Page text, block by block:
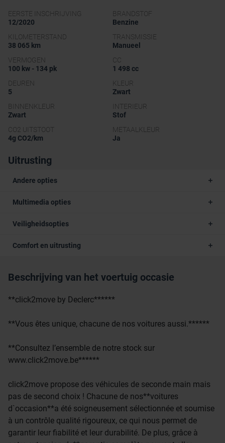
EERSTE INSCHRIJVING
12/2020
BRANDSTOF
Benzine
KILOMETERSTAND
38 065 km
TRANSMISSIE
Manueel
VERMOGEN
100 kw - 134 pk
CC
1 498 cc
DEUREN
5
KLEUR
Zwart
BINNENKLEUR
Zwart
INTERIEUR
Stof
CO2 UITSTOOT
4g CO2/km
METAALKLEUR
Ja
Uitrusting
Andere opties
Multimedia opties
Veiligheidsopties
Comfort en uitrusting
Beschrijving van het voertuig occasie
**click2move by Declerc******
**Vous êtes unique, chacune de nos voitures aussi.******
**Consultez l’ensemble de notre stock sur
www.click2move.be******
click2move propose des véhicules de seconde main mais
pas de second choix ! Chacune de nos**voitures
d`occasion**a été soigneusement sélectionnée et soumise
à un contrôle qualité rigoureux, ce qui nous permet de
garantir leur fiabilité et leur durabilité. De plus, grâce à